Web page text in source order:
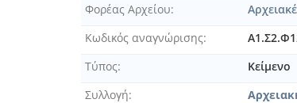
Φορέας Αρχείου
Κωδικός αναγνώρισης
Τύπος
Κείμενο
Συλλογή